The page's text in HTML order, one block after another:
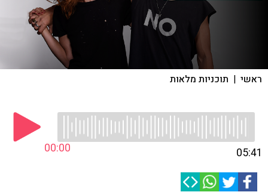
ראשי | תוכניות מלאות
00:00 05:41